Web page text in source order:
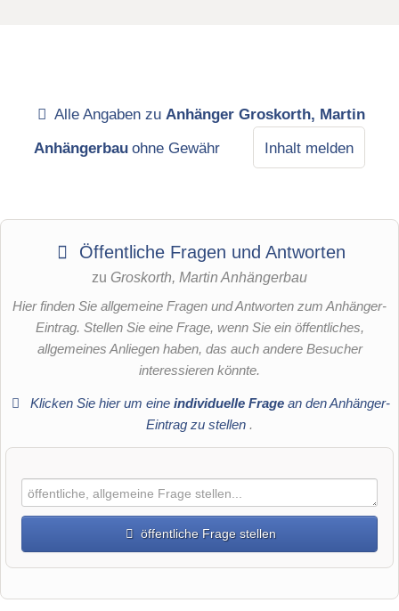
Alle Angaben zu Anhänger Groskorth, Martin
Anhängerbau ohne Gewähr Inhalt melden
Öffentliche Fragen und Antworten
zu Groskorth, Martin Anhängerbau
Hier finden Sie allgemeine Fragen und Antworten zum Anhänger-
Eintrag. Stellen Sie eine Frage, wenn Sie ein öffentliches,
allgemeines Anliegen haben, das auch andere Besucher
interessieren könnte.
Klicken Sie hier um eine individuelle Fragean den Anhänger-
Eintrag zu stellen .
öffentliche Frage stellen